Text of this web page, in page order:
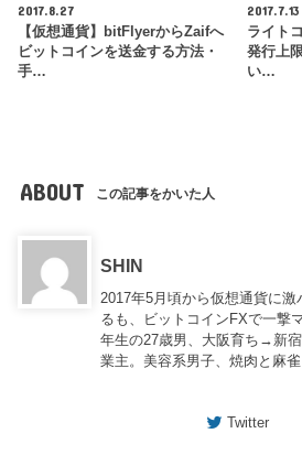
2017.8.27
【仮想通貨】bitFlyerからZaifへ
ビットコインを送金する方法・
手…
2017.7.13
ライト
発行上
い…
ABOUT この記事をかいた人
SHIN
2017年5月頃から仮想通貨に
るも、ビットコインFXで一撃
年生の27歳男、大阪育ち→新
業主。美容系男子、焼肉と麻雀
Twitter